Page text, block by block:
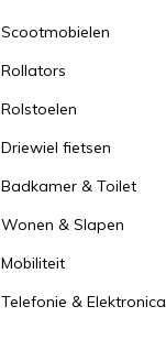
Scootmobielen
Rollators
Rolstoelen
Driewiel fietsen
Badkamer & Toilet
Wonen & Slapen
Mobiliteit
Telefonie & Elektronica